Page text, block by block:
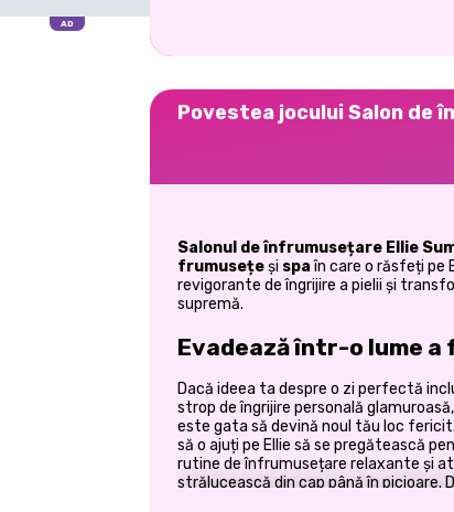
Povestea jocului Salon de
Salonul de înfrumusețare Ellie
frumusețeși spaîn care o răsfeți pe
revigorante de îngrijire a pielii și
supremă.
Evadează într-o lume
Dacă ideea ta despre o zi perfectă
strop de îngrijire personală
este gata să devină noul tău loc
să o ajuți pe Ellie să se pregătească
rutine de înfrumusețare relaxante și
strălucească din cap până în